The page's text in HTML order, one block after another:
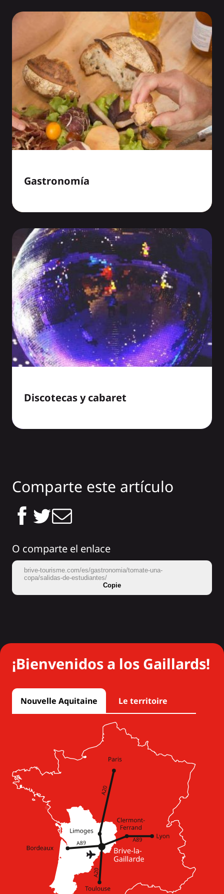
Gastronomía
Discotecas y cabaret
Comparte este artículo
O comparte el enlace
brive-tourisme.com/es/gastronomia/tomate-una-
copa/salidas-de-estudiantes/
Copie
¡Bienvenidos a los Gaillards!
Nouvelle Aquitaine Le territoire